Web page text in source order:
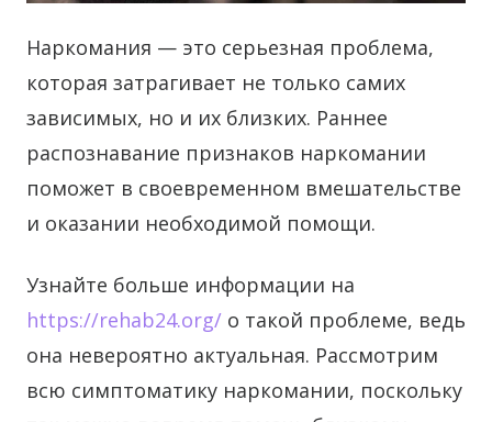
Наркомания — это серьезная проблема,
которая затрагивает не только самих
зависимых, но и их близких. Раннее
распознавание признаков наркомании
поможет в своевременном вмешательстве
и оказании необходимой помощи.
Узнайте больше информации на
https://rehab24.org/ о такой проблеме, ведь
она невероятно актуальная. Рассмотрим
всю симптоматику наркомании, поскольку